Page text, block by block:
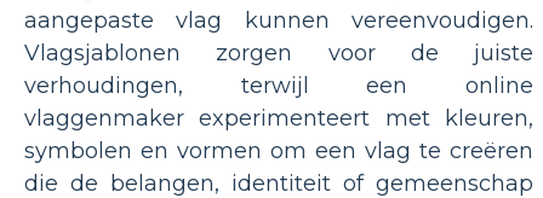
aangepaste vlag kunnen vereenvoudigen.
Vlagsjablonen zorgen voor de juiste
verhoudingen, terwijl een online
vlaggenmaker experimenteert met kleuren,
symbolen en vormen om een ​​vlag te creëren
die de belangen, identiteit of gemeenschap